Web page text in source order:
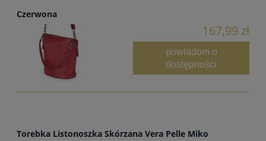
Czerwona
167,99 zł
powiadom o
dostępności
Torebka Listonoszka Skórzana Vera Pelle Miko